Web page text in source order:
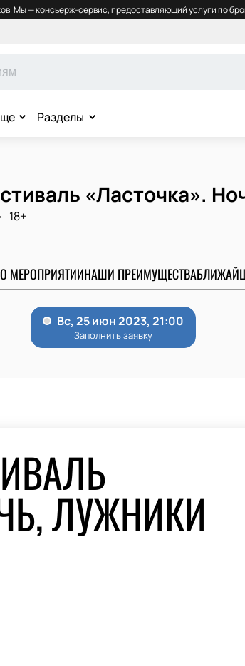
Мы — консьерж-сервис, предоставляющий услуги по
Разделы
«Ласточка».
18+
О МЕРОПРИЯТИИНАШИ ПРЕИМУЩЕСТВА
ЛУЖНИКИ